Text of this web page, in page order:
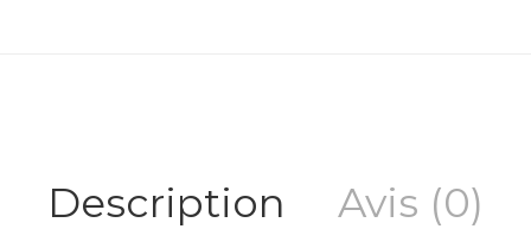
Description Avis (0)